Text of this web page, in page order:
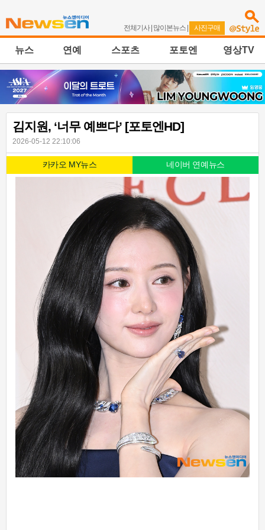
전체기사| 많이본뉴스 | 사진구매
뉴스 연예 스포츠 포토엔 영상TV
김지원, ‘너무 예쁘다’ [포토엔HD]
2026-05-12 22:10:06
카카오 MY뉴스 네이버 연예뉴스